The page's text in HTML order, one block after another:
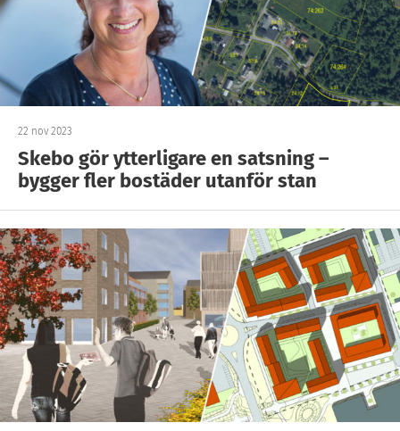
22 nov 2023
Skebo gör ytterligare en satsning –
bygger fler bostäder utanför stan